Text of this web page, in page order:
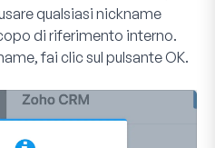
qualsiasi nickname
di riferimento interno.
fai clic sul pulsante OK.